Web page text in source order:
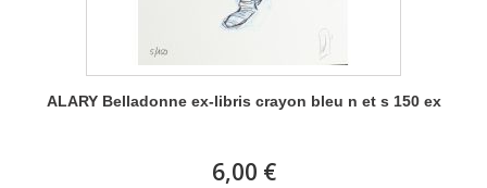
ALARY Belladonne ex-libris crayon bleu n et s 150 ex
6,00 €